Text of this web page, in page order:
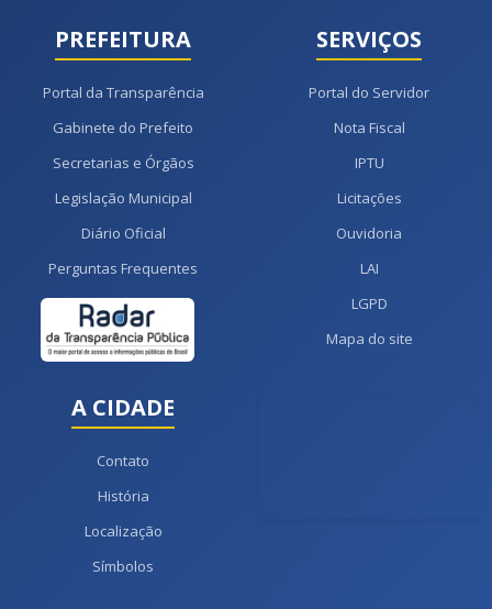
PREFEITURA
Portal da Transparência
Gabinete do Prefeito
Secretarias e Órgãos
Legislação Municipal
Diário Oficial
Perguntas Frequentes
SERVIÇOS
Portal do Servidor
Nota Fiscal
IPTU
Licitações
Ouvidoria
LAI
LGPD
Mapa do site
A CIDADE
Contato
História
Localização
Símbolos